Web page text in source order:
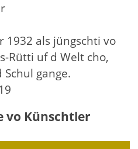
1932 als jüngschti vo
Rütti uf d Welt cho,
gange.
vo Künschtler